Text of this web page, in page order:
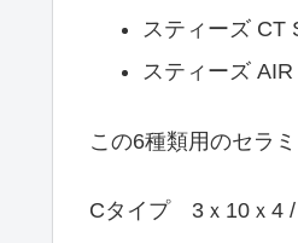
スティーズ CT
スティーズ AIR
この6種類用のセラ
Cタイプ 3ｘ10ｘ4 /